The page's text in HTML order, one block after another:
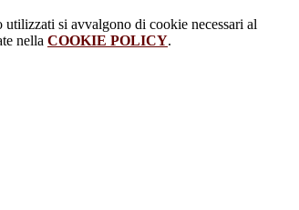
si avvalgono di cookie necessari al
nella COOKIE POLICY.